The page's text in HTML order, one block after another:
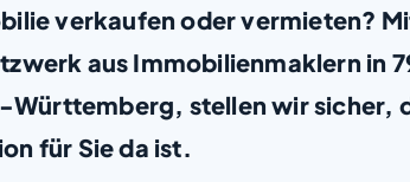
verkaufen oder vermieten?
aus Immobilienmaklern in
stellen wir sicher,
für Sie da ist.